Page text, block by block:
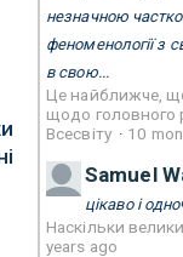
незначною
феноменології з
в свою...
Це найближче,
щодо головного
Всесвіту · 10
Samuel
цікаво і
Наскільки
years ago